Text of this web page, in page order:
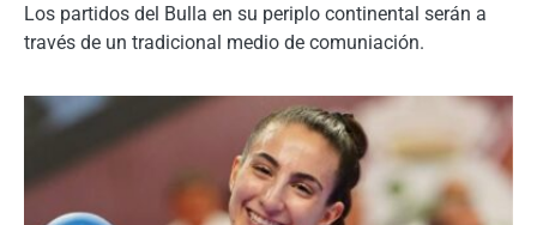
Los partidos del Bulla en su periplo continental serán a
través de un tradicional medio de comuniación.